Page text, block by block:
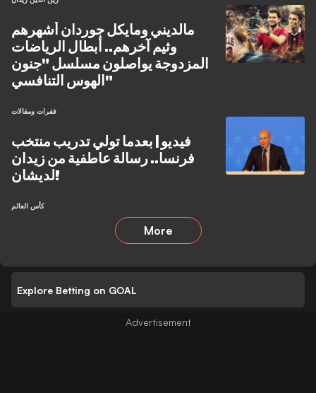
مالديني ومايكل جوردان أشهرهم
وثيم آخرهم.. أبطال الرياضات
المزدوجة يواصلون مسلسل "جنون
الهوس التنافسي"
فقرات ومقالات
فيديو | بعدما تولي تدريب منتخب
فرنسا.. رسالة عاطفية من زيدان
لديشان!
كأس العالم
More
Explore Betting on GOAL